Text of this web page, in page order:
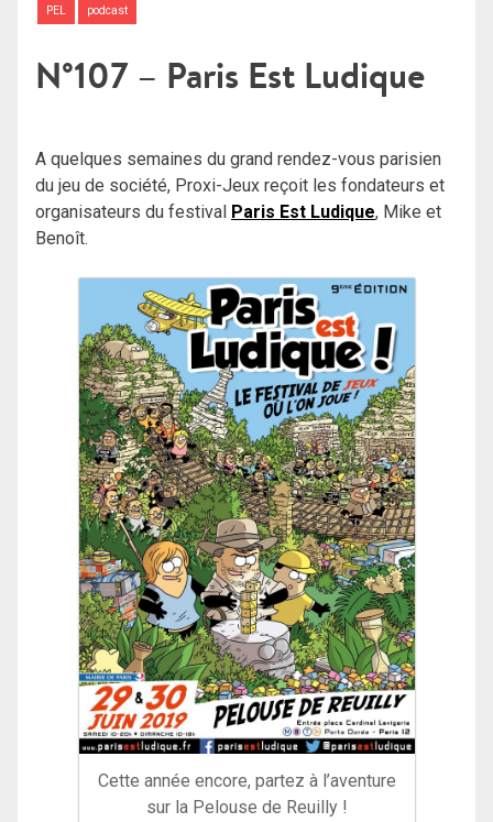
PEL podcast
N°107 – Paris Est Ludique
A quelques semaines du grand rendez-vous parisien
du jeu de société, Proxi-Jeux reçoit les fondateurs et
organisateurs du festival Paris Est Ludique, Mike et
Benoît.
Cette année encore, partez à l’aventure
sur la Pelouse de Reuilly !